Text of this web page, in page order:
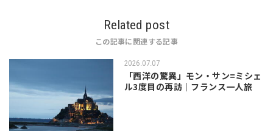
Related post
この記事に関連する記事
2026.07.07
「西洋の驚異」モン・サン=ミシェ
ル3度目の再訪｜フランス一人旅